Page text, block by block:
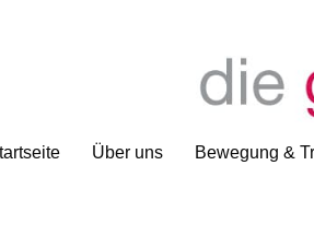
Über uns Bewegung &